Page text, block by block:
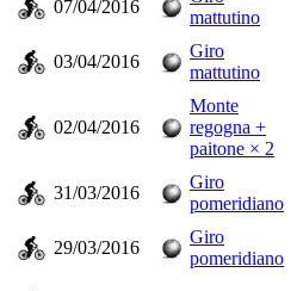
07/04/2016
mattutino
03/04/2016
Giro
mattutino
02/04/2016
Monte
regogna +
paitone × 2
31/03/2016
Giro
pomeridiano
29/03/2016
Giro
pomeridiano